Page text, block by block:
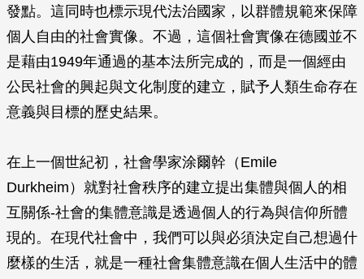
發點。這同時也標示現代法治國家，以群體規範來保障
個人自由的社會實像。不過，這個社會實像在德國並不
是藉由1949年通過的基本法所完成的，而是一個經由
公民社會的興起與文化制度的建立，賦予人類生命存在
意義與目標的歷史結果。
在上一個世紀初，社會學家涂爾幹（Emile
Durkheim）就對社會秩序的建立提出集體與個人的相
互關係-社會的集體意識是透過個人的行為與信仰所體
現的。在現代社會中，我們可以與必須決定自己想過什
麼樣的生活，就是一種社會集體意識在個人生活中的體